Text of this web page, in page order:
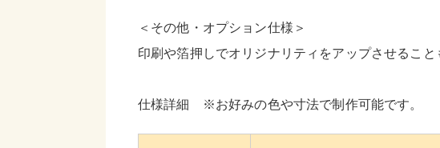
＜その他・オプション仕様＞
印刷や箔押しでオリジナリティをアップさせること
仕様詳細 ※お好みの色や寸法で制作可能です。